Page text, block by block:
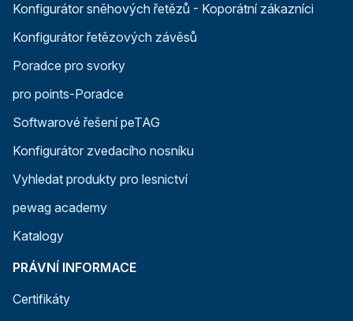
Konfigurátor sněhových řetězů - Koporátní zákazníci
Konfigurátor řetězových závěsů
Poradce pro svorky
pro points-Poradce
Softwarové řešení peTAG
Konfigurátor zvedacího nosníku
Vyhledat produkty pro lesnictví
pewag academy
Katalogy
PRÁVNÍ INFORMACE
Certifikáty